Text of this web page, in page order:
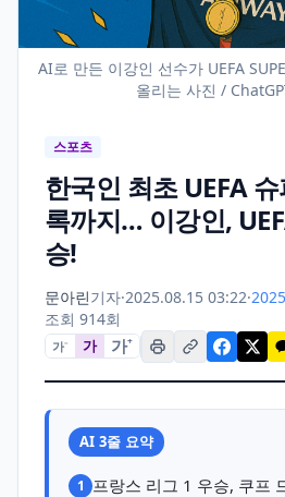
AI로 만든 이강인 선수가 UEFA
올리는 사진 /
스포츠
한국인 최초 UEFA
록까지… 이강인,
승!
문아린기자·2025.08.15 03:22·
조회 914회
가− 가 가+
AI 3줄 요약
1
프랑스 리그 1 우승, 쿠프